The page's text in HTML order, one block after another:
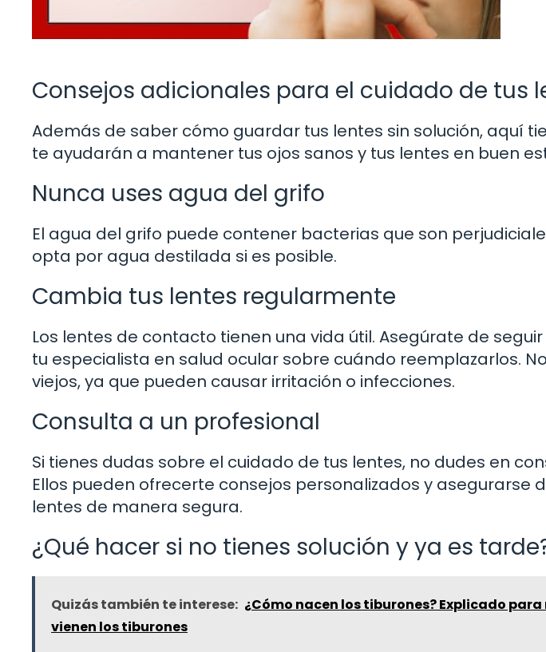
Consejos adicionales para el cuidado de tus
Además de saber cómo guardar tus lentes sin solución, aquí
te ayudarán a mantener tus ojos sanos y tus lentes en buen
Nunca uses agua del grifo
El agua del grifo puede contener bacterias que son
opta por agua destilada si es posible.
Cambia tus lentes regularmente
Los lentes de contacto tienen una vida útil. Asegúrate de
tu especialista en salud ocular sobre cuándo reemplazarlos.
viejos, ya que pueden causar irritación o infecciones.
Consulta a un profesional
Si tienes dudas sobre el cuidado de tus lentes, no dudes en
Ellos pueden ofrecerte consejos personalizados y asegurarse
lentes de manera segura.
¿Qué hacer si no tienes solución y ya es
Quizás también te interese: ¿Cómo nacen los tiburones? Explicado
vienen los tiburones